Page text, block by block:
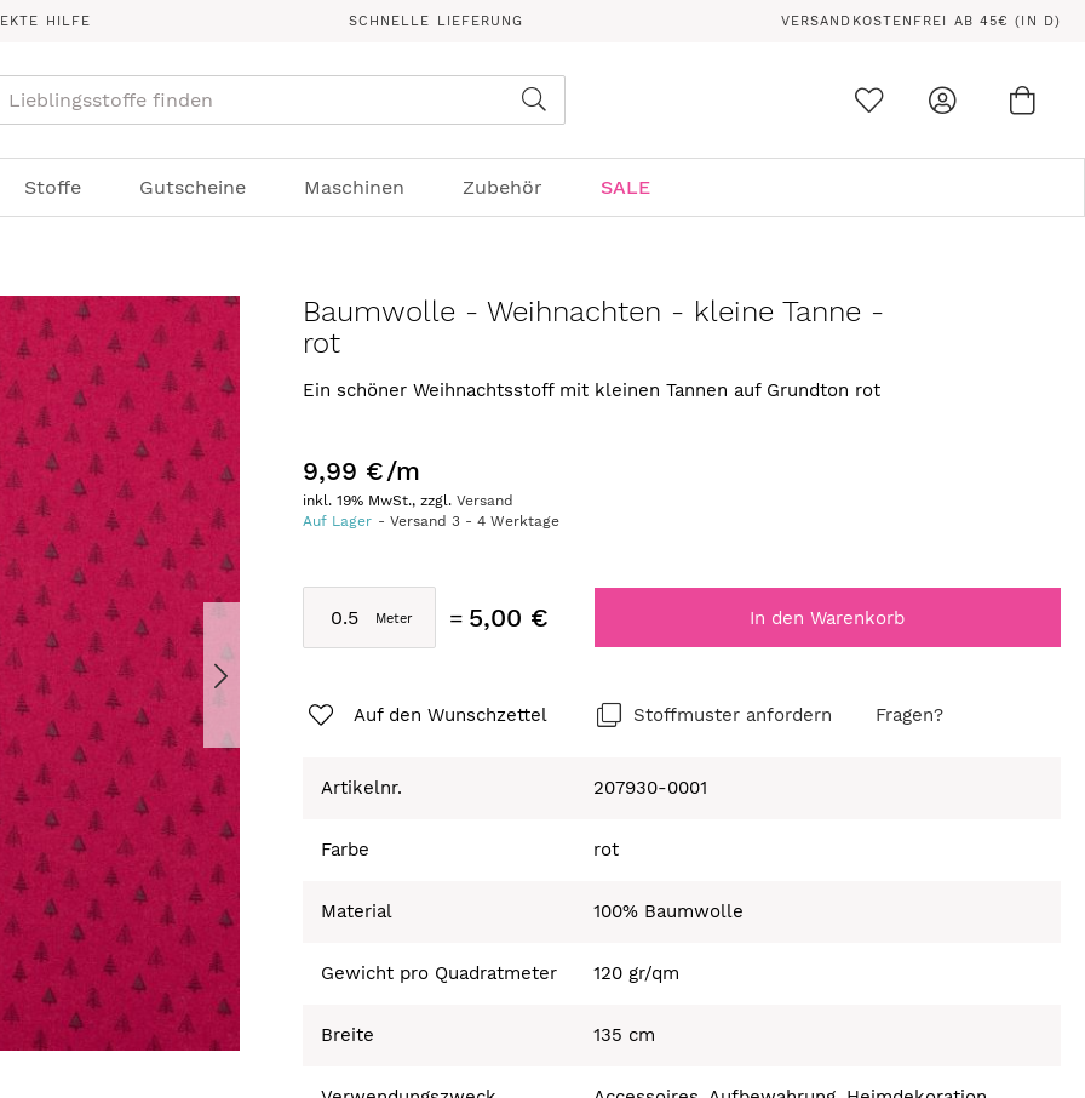
HILFE SCHNELLE LIEFERUNG VERSANDKOSTENFREI AB 45€ (IN D)
Stoffe Gutscheine Maschinen Zubehör SALE
Baumwolle - Weihnachten - kleine Tanne -
rot
Ein schöner Weihnachtsstoff mit kleinen Tannen auf Grundton rot
9,99 €/m
inkl. 19% MwSt., zzgl.Versand
Auf Lager
Versand3 -4 Werktage
5,00 € In den Warenkorb
Auf den Wunschzettel Stoffmuster anfordern Fragen?
Artikelnr. 207930-0001
Farbe rot
Material 100% Baumwolle
Gewicht pro Quadratmeter 120 gr/qm
Breite 135 cm